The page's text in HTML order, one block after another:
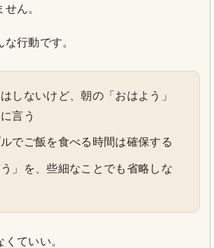
ん。
行動です。
しないけど、朝の「おはよう」
言う
でご飯を食べる時間は確保する
う」を、些細なことでも省略しな
ていい。